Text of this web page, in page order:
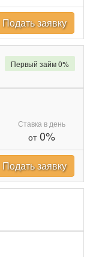
Подать заявку
Ставка в день
от0%
Первый займ 0%
Подать заявку